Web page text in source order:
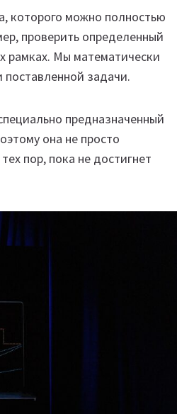
которого можно полностью
проверить определенный
рамках. Мы математически
поставленной задачи.
предназначенный
она не просто
пор, пока не достигнет